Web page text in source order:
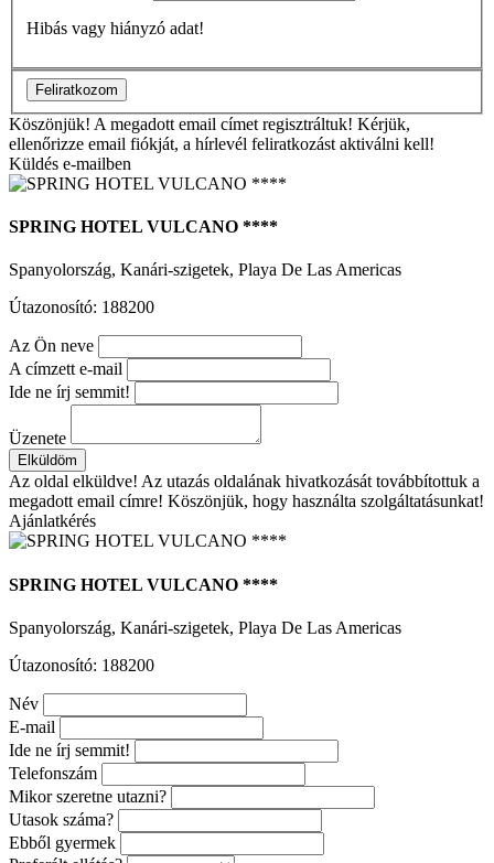
Hibás vagy hiányzó adat!
Feliratkozom
Köszönjük! A megadott email címet regisztráltuk! Kérjük,
ellenőrizze email fiókját, a hírlevél feliratkozást aktiválni kell!
Küldés e-mailben
SPRING HOTEL VULCANO ****
Spanyolország, Kanári-szigetek, Playa De Las Americas
Útazonosító: 188200
Az Ön neve
A címzett e-mail
Ide ne írj semmit!
Üzenete
Elküldöm
Az oldal elküldve! Az utazás oldalának hivatkozását továbbítottuk a
megadott email címre! Köszönjük, hogy használta szolgáltatásunkat!
Ajánlatkérés
SPRING HOTEL VULCANO ****
Spanyolország, Kanári-szigetek, Playa De Las Americas
Útazonosító: 188200
Név
E-mail
Ide ne írj semmit!
Telefonszám
Mikor szeretne utazni?
Utasok száma?
Ebből gyermek